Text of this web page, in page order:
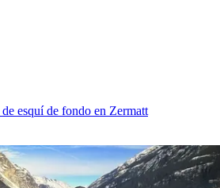
esquí de fondo en Zermatt